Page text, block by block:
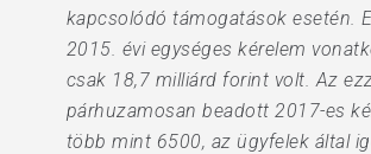
kapcsolódó támogatások esetén.
2015. évi egységes kérelem
csak 18,7 milliárd forint volt. Az
párhuzamosan beadott 2017-es
több mint 6500, az ügyfelek által